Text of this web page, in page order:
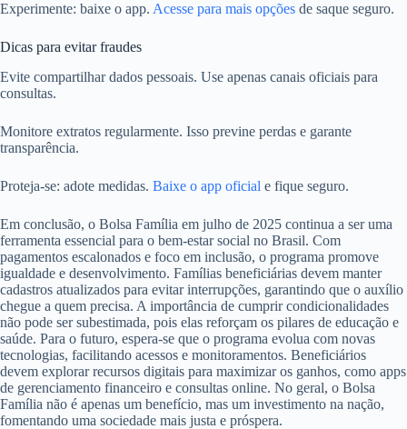
Experimente: baixe o app. Acesse para mais opções de saque seguro.
Dicas para evitar fraudes
Evite compartilhar dados pessoais. Use apenas canais oficiais para
consultas.
Monitore extratos regularmente. Isso previne perdas e garante
transparência.
Proteja-se: adote medidas. Baixe o app oficial e fique seguro.
Em conclusão, o Bolsa Família em julho de 2025 continua a ser uma
ferramenta essencial para o bem-estar social no Brasil. Com
pagamentos escalonados e foco em inclusão, o programa promove
igualdade e desenvolvimento. Famílias beneficiárias devem manter
cadastros atualizados para evitar interrupções, garantindo que o auxílio
chegue a quem precisa. A importância de cumprir condicionalidades
não pode ser subestimada, pois elas reforçam os pilares de educação e
saúde. Para o futuro, espera-se que o programa evolua com novas
tecnologias, facilitando acessos e monitoramentos. Beneficiários
devem explorar recursos digitais para maximizar os ganhos, como apps
de gerenciamento financeiro e consultas online. No geral, o Bolsa
Família não é apenas um benefício, mas um investimento na nação,
fomentando uma sociedade mais justa e próspera.